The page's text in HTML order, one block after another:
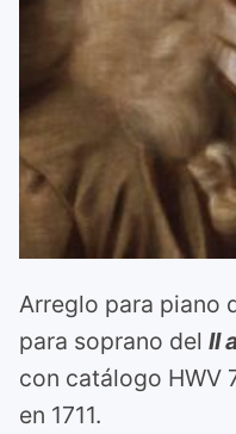
Arreglo para piano
para soprano del II
con catálogo HWV
en 1711.